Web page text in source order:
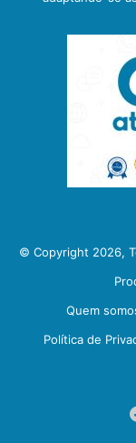
© Copyright 2026,
Quem
Política de